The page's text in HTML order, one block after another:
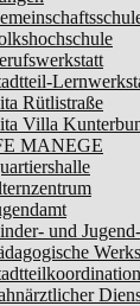
Rütlistraße
Villa
MANEGE
und